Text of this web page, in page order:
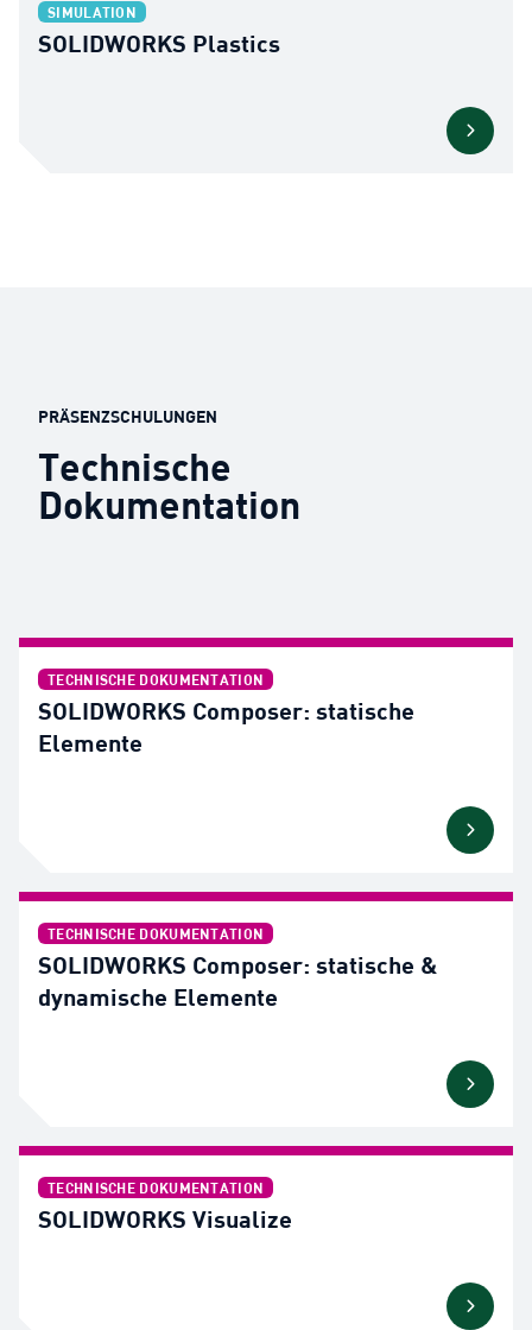
SIMULATION
SOLIDWORKS Plastics
PRÄSENZSCHULUNGEN
Technische
Dokumentation
TECHNISCHE DOKUMENTATION
SOLIDWORKS Composer: statische
Elemente
TECHNISCHE DOKUMENTATION
SOLIDWORKS Composer: statische &
dynamische Elemente
TECHNISCHE DOKUMENTATION
SOLIDWORKS Visualize